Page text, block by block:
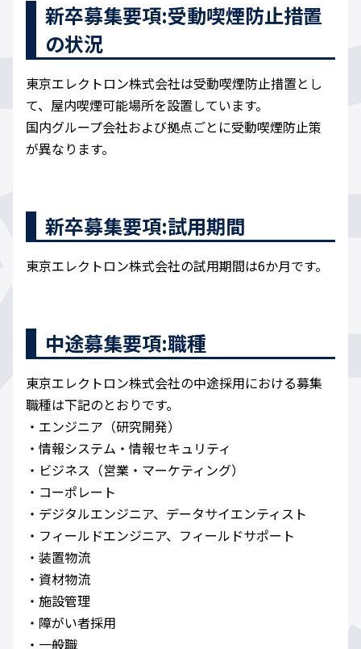
新卒募集要項:受動喫煙防止措置
の状況
東京エレクトロン株式会社は受動喫煙防止措置とし
て、屋内喫煙可能場所を設置しています。
国内グループ会社および拠点ごとに受動喫煙防止策
が異なります。
新卒募集要項:試用期間
東京エレクトロン株式会社の試用期間は6か月です。
中途募集要項:職種
東京エレクトロン株式会社の中途採用における募集
職種は下記のとおりです。
・エンジニア（研究開発）
・情報システム・情報セキュリティ
・ビジネス（営業・マーケティング）
・コーポレート
・デジタルエンジニア、データサイエンティスト
・フィールドエンジニア、フィールドサポート
・装置物流
・資材物流
・施設管理
・障がい者採用
・一般職